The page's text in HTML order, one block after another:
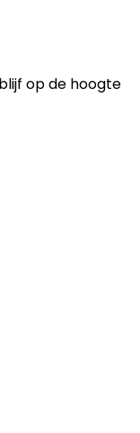
op de hoogte